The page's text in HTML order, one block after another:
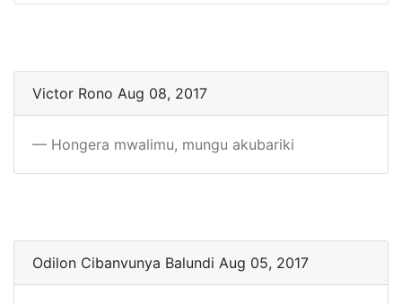
Victor Rono Aug 08, 2017
Hongera mwalimu, mungu akubariki
Odilon Cibanvunya Balundi Aug 05, 2017